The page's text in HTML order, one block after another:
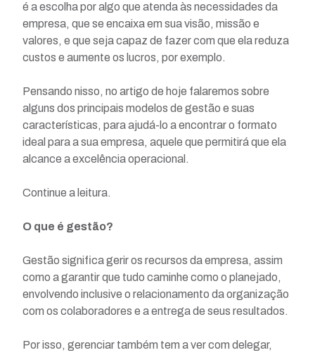
é a escolha por algo que atenda às necessidades da
empresa, que se encaixa em sua visão, missão e
valores, e que seja capaz de fazer com que ela reduza
custos e aumente os lucros, por exemplo.
Pensando nisso, no artigo de hoje falaremos sobre
alguns dos principais modelos de gestão e suas
características, para ajudá-lo a encontrar o formato
ideal para a sua empresa, aquele que permitirá que ela
alcance a excelência operacional.
Continue a leitura.
O que é gestão?
Gestão significa gerir os recursos da empresa, assim
como a garantir que tudo caminhe como o planejado,
envolvendo inclusive o relacionamento da organização
com os colaboradores e a entrega de seus resultados.
Por isso, gerenciar também tem a ver com delegar,